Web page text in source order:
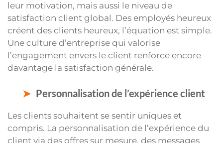
leur motivation, mais aussi le niveau de
satisfaction client global. Des employés heureux
créent des clients heureux, l’équation est simple.
Une culture d’entreprise qui valorise
l’engagement envers le client renforce encore
davantage la satisfaction générale.
Personnalisation de l’expérience client
Les clients souhaitent se sentir uniques et
compris. La personnalisation de l’expérience du
client via des offres sur mesure, des messages